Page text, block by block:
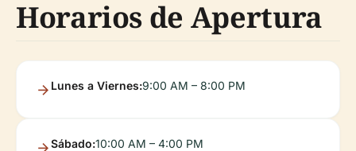
Horarios de Apertura
Lunes a Viernes:9:00 AM – 8:00 PM
Sábado:10:00 AM – 4:00 PM